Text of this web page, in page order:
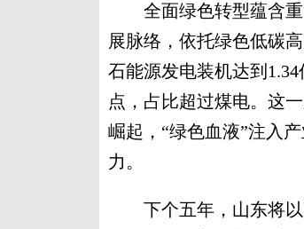
全面绿色转型蕴含重
展脉络，依托绿色低碳
石能源发电装机达到
点，占比超过煤电。这
崛起，“绿色血液”注入
力。
下个五年，山东将以